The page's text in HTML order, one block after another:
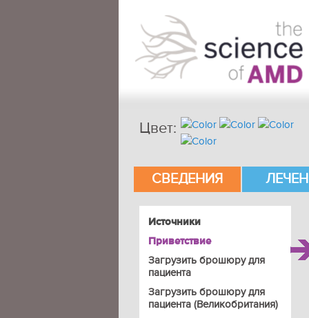
Цвет:
Главное меню
Перейти к основному содержимому
Перейти к дополнительному
СВЕДЕНИЯ
Источники
Приветствие
Загрузить брошюру для
пациента
Загрузить брошюру для
пациента (Великобритания)